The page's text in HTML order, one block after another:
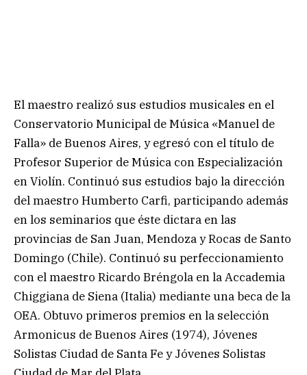
El maestro realizó sus estudios musicales en el
Conservatorio Municipal de Música «Manuel de
Falla» de Buenos Aires, y egresó con el título de
Profesor Superior de Música con Especialización
en Violín. Continuó sus estudios bajo la dirección
del maestro Humberto Carfi, participando además
en los seminarios que éste dictara en las
provincias de San Juan, Mendoza y Rocas de Santo
Domingo (Chile). Continuó su perfeccionamiento
con el maestro Ricardo Bréngola en la Accademia
Chiggiana de Siena (Italia) mediante una beca de la
OEA. Obtuvo primeros premios en la selección
Armonicus de Buenos Aires (1974), Jóvenes
Solistas Ciudad de Santa Fe y Jóvenes Solistas